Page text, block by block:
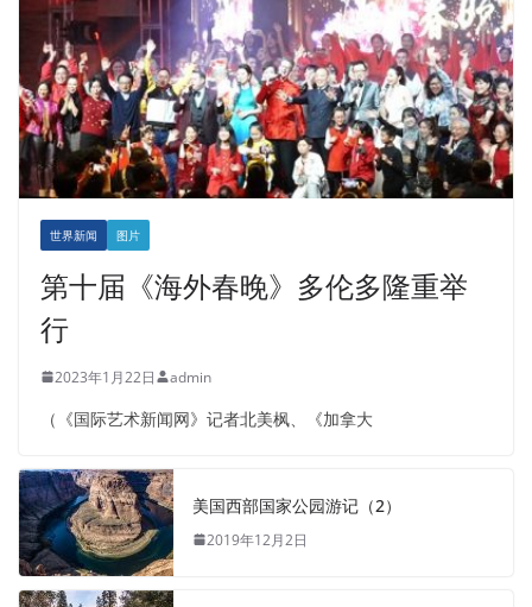
世界新闻 图片
第十届《海外春晚》多伦多隆重举
行
2023年1月22日 admin
（《国际艺术新闻网》记者北美枫、《加拿大
美国西部国家公园游记（2）
2019年12月2日